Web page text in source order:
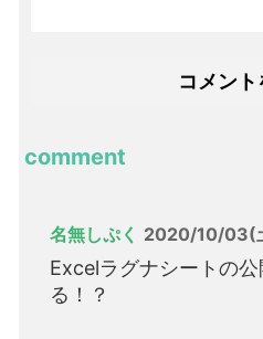
comment
名無しぷく 2020/10/03(
Excelラグナシートの
る！？